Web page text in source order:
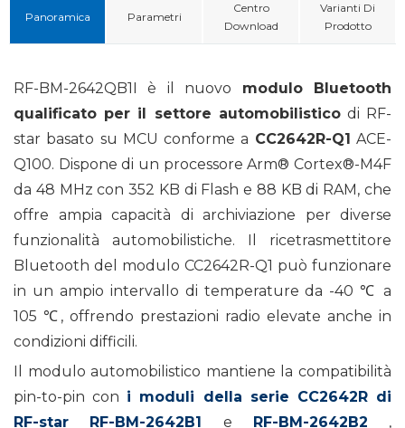
Panoramica Parametri
Centro
Download
Varianti Di
Prodotto
RF-BM-2642QB1I è il nuovo modulo Bluetooth
qualificato per il settore automobilisticodi RF-
star basato su MCU conforme a CC2642R-Q1 ACE-
Q100. Dispone di un processore Arm® Cortex®-M4F
da 48 MHz con 352 KB di Flash e 88 KB di RAM, che
offre ampia capacità di archiviazione per diverse
funzionalità automobilistiche. Il ricetrasmettitore
Bluetooth del modulo CC2642R-Q1 può funzionare
in un ampio intervallo di temperature da -40 ℃ a
105 ℃, offrendo prestazioni radio elevate anche in
condizioni difficili.
Il modulo automobilistico mantiene la compatibilità
pin-to-pin con i moduli della serie CC2642R di
RF-star
RF-BM-2642B1 e RF-BM-2642B2 ,